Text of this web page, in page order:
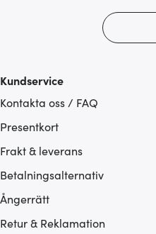
Kundservice
Kontakta oss / FAQ
Presentkort
Frakt & leverans
Betalningsalternativ
Ångerrätt
Retur & Reklamation